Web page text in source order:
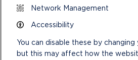
ganiatáu i natur barhau i ffynnu fel y
y cyfyngiadau symud. Gofynnir i
ymwelwyr ac i droedio’n ofalus –
y Parc.
Network Management
Accessibility
You can disable these by
but this may affect how the